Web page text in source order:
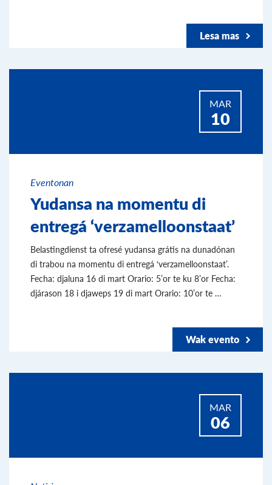
Lesa mas
MAR
10
Eventonan
Yudansa na momentu di
entregá ‘verzamelloonstaat’
Belastingdienst ta ofresé yudansa grátis na dunadónan
di trabou na momentu di entregá ‘verzamelloonstaat’.
Fecha: djaluna 16 di mart Orario: 5’or te ku 8’or Fecha:
djárason 18 i djaweps 19 di mart Orario: 10’or te …
Wak evento
MAR
06